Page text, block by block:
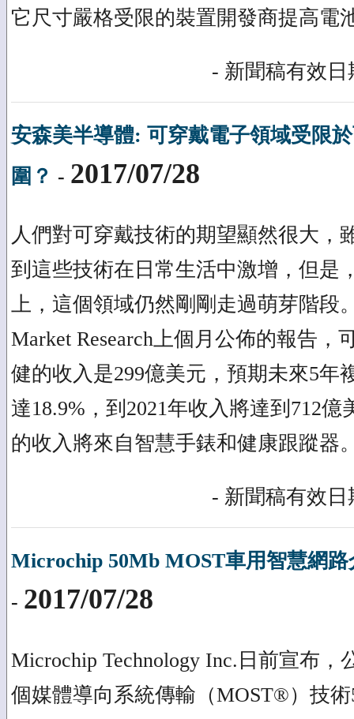
它尺寸嚴格受限的裝置開發商提高電
- 新聞稿有效日
安森美半導體: 可穿戴電子領域受限
圍？ - 2017/07/28
人們對可穿戴技術的期望顯然很大，
到這些技術在日常生活中激增，但是
上，這個領域仍然剛剛走過萌芽階段
Market Research上個月公佈的報告，
健的收入是299億美元，預期未來5年
達18.9%，到2021年收入將達到712
的收入將來自智慧手錶和健康跟蹤器
- 新聞稿有效日
Microchip 50Mb MOST車用智慧網
- 2017/07/28
Microchip Technology Inc.日前宣布，
個媒體導向系統傳輸（MOST®）技